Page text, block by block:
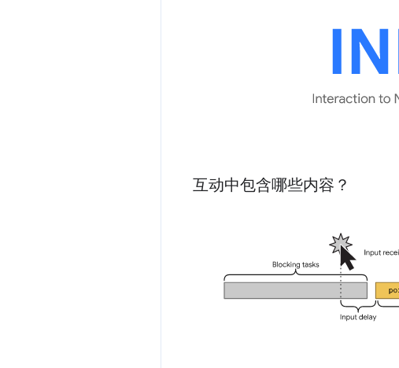
互动中包含哪些内容？